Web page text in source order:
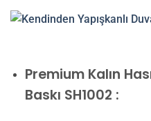
Premium Kalın
Baskı SH1002 :